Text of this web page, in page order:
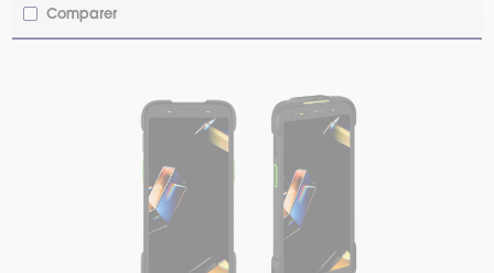
Comparer